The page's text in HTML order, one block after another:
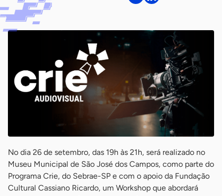
No dia 26 de setembro, das 19h às 21h, será realizado no
Museu Municipal de São José dos Campos, como parte do
Programa Crie, do Sebrae-SP e com o apoio da Fundação
Cultural Cassiano Ricardo, um Workshop que abordará